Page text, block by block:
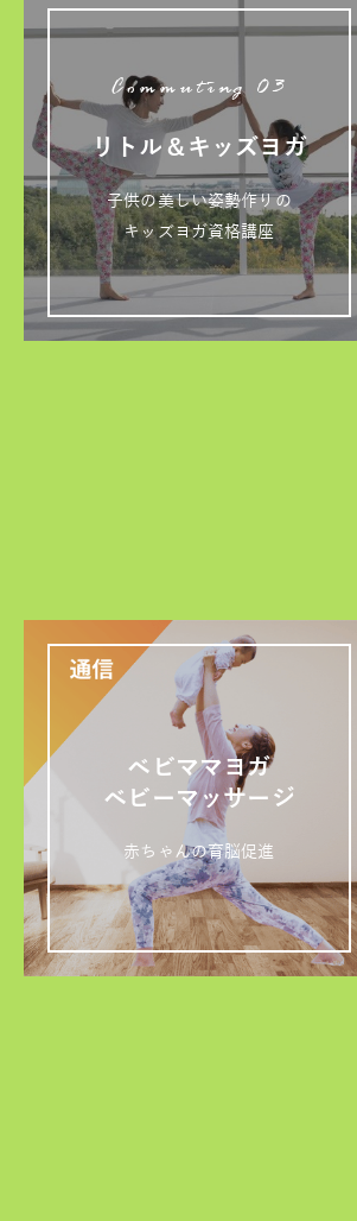
Commuting 03
リトル＆キッズヨガ
子供の美しい姿勢作りの
キッズヨガ資格講座
ベビママヨガ
ベビーマッサージ
赤ちゃんの育脳促進